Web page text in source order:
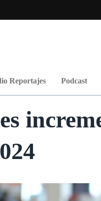
Reportajes Podcast